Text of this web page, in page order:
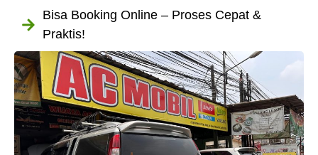
Bisa Booking Online – Proses Cepat &
Praktis!